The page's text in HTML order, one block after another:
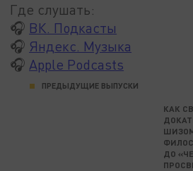
Где слушать:
🎧 ВК. Подкасты
🎧 Яндекс. Музыка
🎧 Apple Podcasts
ПРЕДЫДУЩИЕ ВЫПУСКИ
КАК
ДО